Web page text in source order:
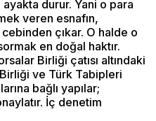
durur. Yani o para
veren esnafın,
çıkar. O halde o
en doğal haktır.
Birliği çatısı altındaki
ve Türk Tabipleri
bağlı yapılar;
İç denetim